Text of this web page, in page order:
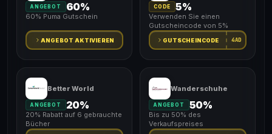
ANGEBOT 60%
60% Puma Gutschein
ANGEBOT AKTIVIEREN
CODE 5%
Verwenden Sie einen
Gutscheincode von 5%
GUTSCHEINCODE 4AD
Better World
ANGEBOT 20%
20% Rabatt auf 6 gebrauchte
Bücher
Wanderschuhe
ANGEBOT 50%
Bis zu 50% des
Verkaufspreises